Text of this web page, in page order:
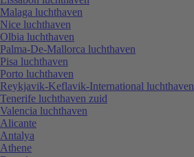
Malaga luchthaven
Nice luchthaven
Olbia luchthaven
Palma-De-Mallorca luchthaven
Pisa luchthaven
Porto luchthaven
Reykjavik-Keflavik-International luchthaven
Tenerife luchthaven zuid
Valencia luchthaven
Alicante
Antalya
Athene